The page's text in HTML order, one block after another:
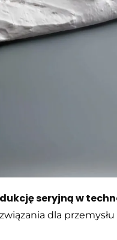
seryjną w
dla